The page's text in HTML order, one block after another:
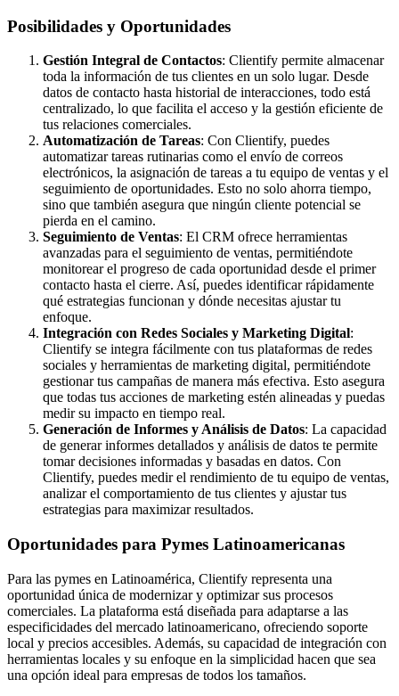
Posibilidades y Oportunidades
Gestión Integral de Contactos: Clientify permite almacenar
toda la información de tus clientes en un solo lugar. Desde
datos de contacto hasta historial de interacciones, todo está
centralizado, lo que facilita el acceso y la gestión eficiente de
tus relaciones comerciales.
Automatización de Tareas: Con Clientify, puedes
automatizar tareas rutinarias como el envío de correos
electrónicos, la asignación de tareas a tu equipo de ventas y el
seguimiento de oportunidades. Esto no solo ahorra tiempo,
sino que también asegura que ningún cliente potencial se
pierda en el camino.
Seguimiento de Ventas: El CRM ofrece herramientas
avanzadas para el seguimiento de ventas, permitiéndote
monitorear el progreso de cada oportunidad desde el primer
contacto hasta el cierre. Así, puedes identificar rápidamente
qué estrategias funcionan y dónde necesitas ajustar tu
enfoque.
Integración con Redes Sociales y Marketing Digital:
Clientify se integra fácilmente con tus plataformas de redes
sociales y herramientas de marketing digital, permitiéndote
gestionar tus campañas de manera más efectiva. Esto asegura
que todas tus acciones de marketing estén alineadas y puedas
medir su impacto en tiempo real.
Generación de Informes y Análisis de Datos: La capacidad
de generar informes detallados y análisis de datos te permite
tomar decisiones informadas y basadas en datos. Con
Clientify, puedes medir el rendimiento de tu equipo de ventas,
analizar el comportamiento de tus clientes y ajustar tus
estrategias para maximizar resultados.
Oportunidades para Pymes Latinoamericanas
Para las pymes en Latinoamérica, Clientify representa una
oportunidad única de modernizar y optimizar sus procesos
comerciales. La plataforma está diseñada para adaptarse a las
especificidades del mercado latinoamericano, ofreciendo soporte
local y precios accesibles. Además, su capacidad de integración con
herramientas locales y su enfoque en la simplicidad hacen que sea
una opción ideal para empresas de todos los tamaños.